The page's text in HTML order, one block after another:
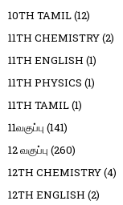
10TH TAMIL(12)
11TH CHEMISTRY(2)
11TH ENGLISH (1)
11TH PHYSICS (1)
11TH TAMIL(1)
11வகுப்பு (141)
12 வகுப்பு (260)
12TH CHEMISTRY(4)
12TH ENGLISH (2)